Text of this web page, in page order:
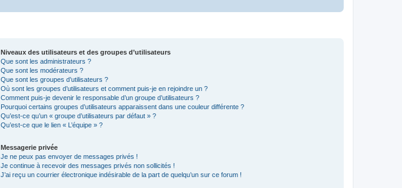
Niveaux des utilisateurs et des groupes d’utilisateurs
Que sont les administrateurs ?
Que sont les modérateurs ?
Que sont les groupes d’utilisateurs ?
Où sont les groupes d’utilisateurs et comment puis-je en rejoindre un ?
Comment puis-je devenir le responsable d’un groupe d’utilisateurs ?
Pourquoi certains groupes d’utilisateurs apparaissent dans une couleur différente ?
Qu’est-ce qu’un « groupe d’utilisateurs par défaut » ?
Qu’est-ce que le lien « L’équipe » ?
Messagerie privée
Je ne peux pas envoyer de messages privés !
Je continue à recevoir des messages privés non sollicités !
J’ai reçu un courrier électronique indésirable de la part de quelqu’un sur ce forum !